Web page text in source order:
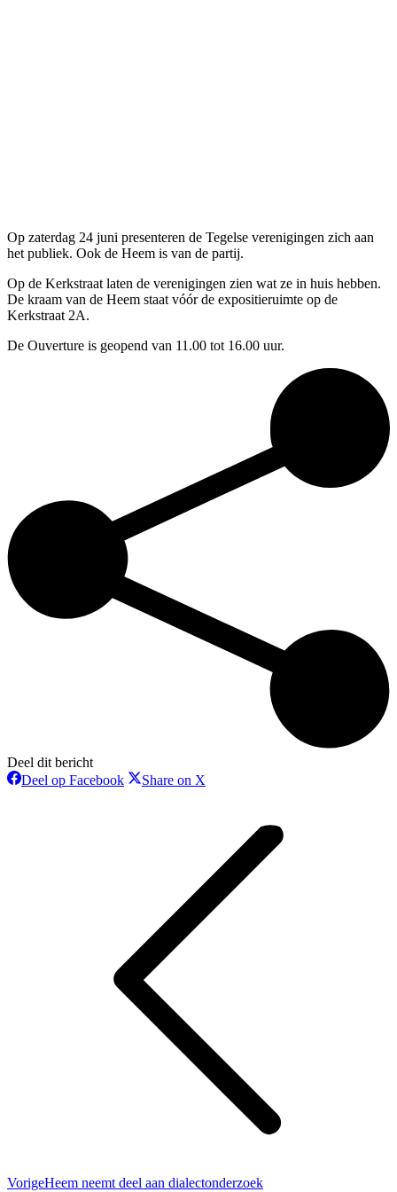
Op zaterdag 24 juni presenteren de Tegelse verenigingen zich aan
het publiek. Ook de Heem is van de partij.
Op de Kerkstraat laten de verenigingen zien wat ze in huis hebben.
De kraam van de Heem staat vóór de expositieruimte op de
Kerkstraat 2A.
De Ouverture is geopend van 11.00 tot 16.00 uur.
Deel dit bericht
Deel op FacebookDeelShare on X
VorigeVorig
Heem neemt deel aan dialectonderzoek